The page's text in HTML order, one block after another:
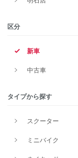
区分
新車
中古車
タイプから探す
スクーター
ミニバイク
タイプ
価格